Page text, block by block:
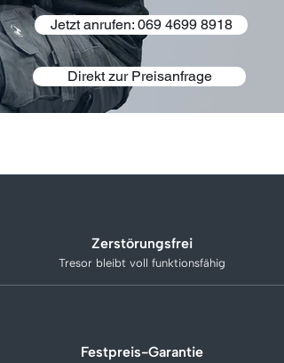
Jetzt anrufen: 069 4699 8918
Direkt zur Preisanfrage
Zerstörungsfrei
Tresor bleibt voll funktionsfähig
Festpreis-Garantie